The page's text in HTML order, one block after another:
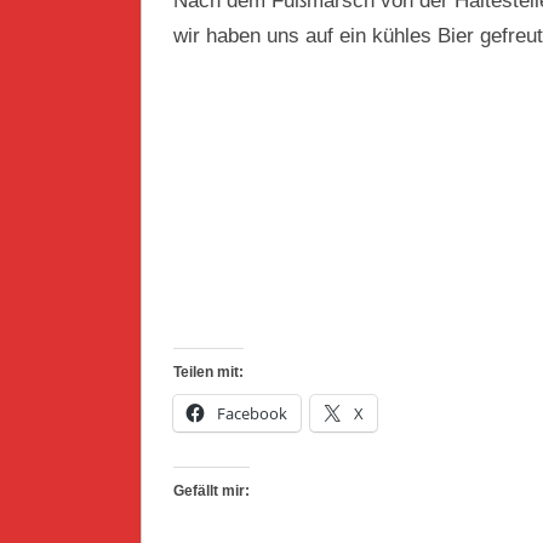
wir haben uns auf ein kühles Bier
Teilen mit:
Facebook X
Gefällt mir: